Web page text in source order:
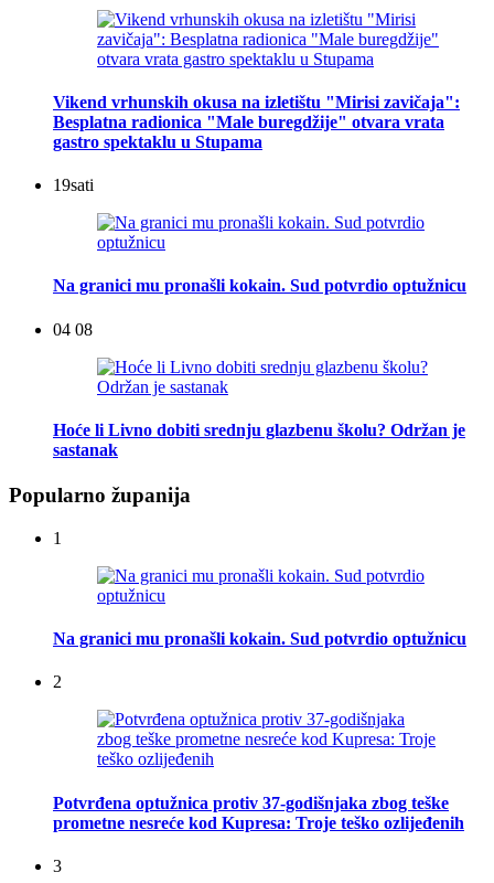
Vikend vrhunskih okusa na izletištu "Mirisi zavičaja":
Besplatna radionica "Male buregdžije" otvara vrata
gastro spektaklu u Stupama
19sati
Na granici mu pronašli kokain. Sud potvrdio optužnicu
04 08
Hoće li Livno dobiti srednju glazbenu školu? Održan je
sastanak
Popularno županija
1
Na granici mu pronašli kokain. Sud potvrdio optužnicu
2
Potvrđena optužnica protiv 37-godišnjaka zbog teške
prometne nesreće kod Kupresa: Troje teško ozlijeđenih
3